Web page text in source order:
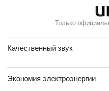
Только
Качественный звук
Экономия электроэнергии